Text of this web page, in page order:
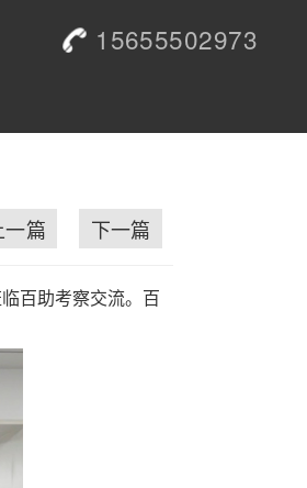
15655502973
下一篇
一篇
百助考察交流。百